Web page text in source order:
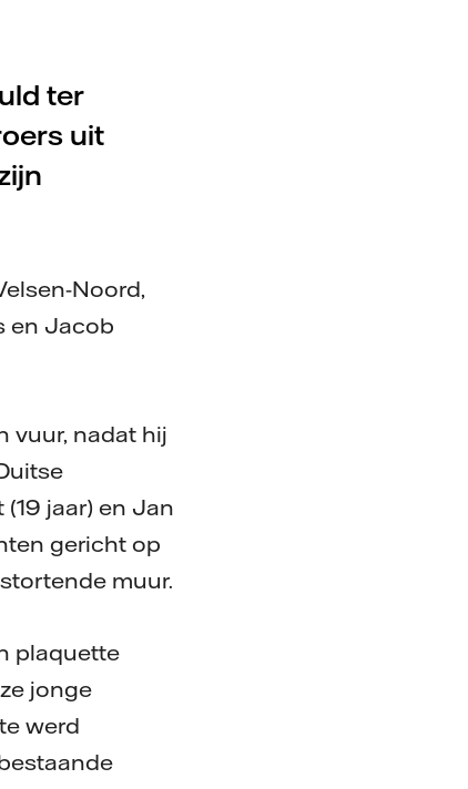
ter
uit
Noord,
en Jacob
vuur, nadat hij
jaar) en Jan
gericht op
muur.
plaquette
jonge
werd